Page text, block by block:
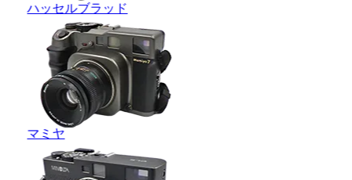
ハッセルブラッド
マミヤ